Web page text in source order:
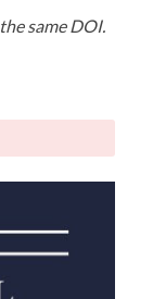
için konuştuk.
same DOI.